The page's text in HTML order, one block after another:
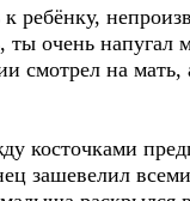
ребёнку,
очень напугал
смотрел на мать,
косточками
зашевелил